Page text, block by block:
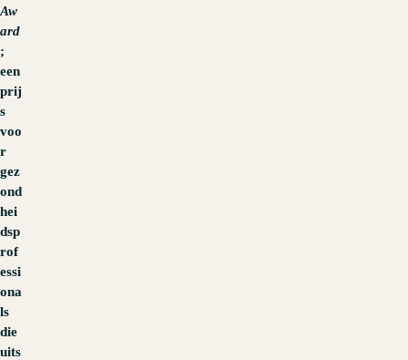
Aw
ard
;
een
prij
s
voo
r
gez
ond
hei
dsp
rof
essi
ona
ls
die
uits